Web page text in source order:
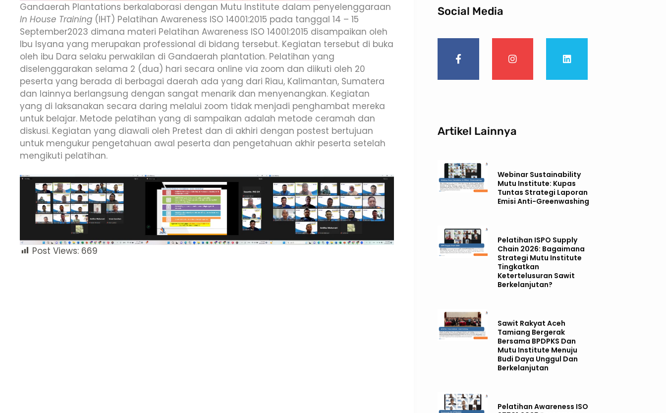
Gandaerah Plantations berkalaborasi dengan Mutu Institute dalam penyelenggaraan
In House Training (IHT) Pelatihan Awareness ISO 14001:2015 pada tanggal 14 – 15
September2023 dimana materi Pelatihan Awareness ISO 14001:2015 disampaikan oleh
Ibu Isyana yang merupakan professional di bidang tersebut. Kegiatan tersebut di buka
oleh ibu Dara selaku perwakilan di Gandaerah plantation. Pelatihan yang
diselenggarakan selama 2 (dua) hari secara online via zoom dan diikuti oleh 20
peserta yang berada di berbagai daerah ada yang dari Riau, Kalimantan, Sumatera
dan lainnya berlangsung dengan sangat menarik dan menyenangkan. Kegiatan
yang di laksanakan secara daring melalui zoom tidak menjadi penghambat mereka
untuk belajar. Metode pelatihan yang di sampaikan adalah metode ceramah dan
diskusi. Kegiatan yang diawali oleh Pretest dan di akhiri dengan postest bertujuan
untuk mengukur pengetahuan awal peserta dan pengetahuan akhir peserta setelah
mengikuti pelatihan.
Post Views: 669
Social Media
Artikel Lainnya
Webinar Sustainability
Mutu Institute: Kupas
Tuntas Strategi Laporan
Emisi Anti-Greenwashing
Pelatihan ISPO Supply
Chain 2026: Bagaimana
Strategi Mutu Institute
Tingkatkan
Ketertelusuran Sawit
Berkelanjutan?
Sawit Rakyat Aceh
Tamiang Bergerak
Bersama BPDPKS Dan
Mutu Institute Menuju
Budi Daya Unggul Dan
Berkelanjutan
Pelatihan Awareness ISO